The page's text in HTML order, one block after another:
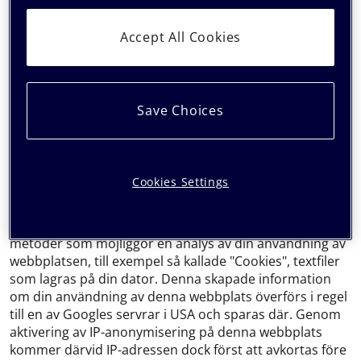
ändamål använder vi tjänster från Google Analytics och
Vi använder Google (Universal) Analytics, en
metoder som möjliggör en analys av din användning av
webbplatsen, till exempel så kallade "Cookies", textfiler
som lagras på din dator. Denna skapade information
om din användning av denna webbplats överförs i regel
till en av Googles servrar i USA och sparas där. Genom
aktivering av IP-anonymisering på denna webbplats
kommer därvid IP-adressen dock först att avkortas före
Accept All Cookies
Save Choices
Cookies Settings